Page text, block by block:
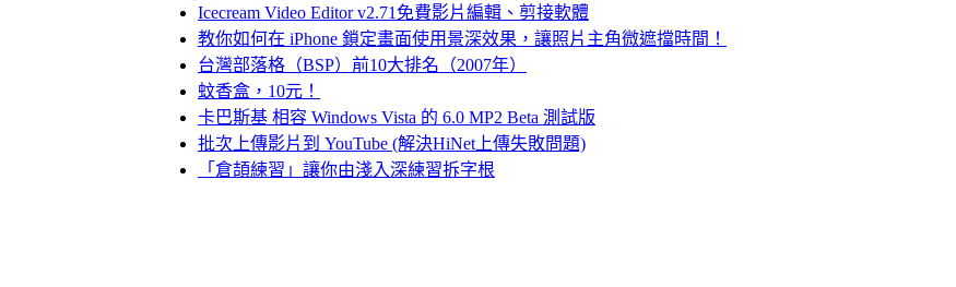
Icecream Video Editor v2.71免費影片編輯、剪接軟體
教你如何在 iPhone 鎖定畫面使用景深效果，讓照片主角微遮擋時間！
台灣部落格（BSP）前10大排名（2007年）
蚊香盒，10元！
卡巴斯基 相容 Windows Vista 的 6.0 MP2 Beta 測試版
批次上傳影片到 YouTube (解決HiNet上傳失敗問題)
「倉頡練習」讓你由淺入深練習拆字根